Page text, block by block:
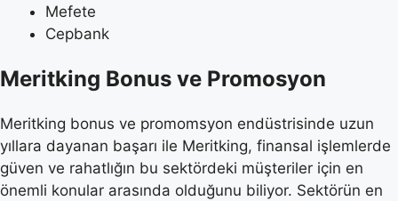
Mefete
Cepbank
Meritking Bonus ve Promosyon
Meritking bonus ve promomsyon endüstrisinde uzun
yıllara dayanan başarı ile Meritking, finansal işlemlerde
güven ve rahatlığın bu sektördeki müşteriler için en
önemli konular arasında olduğunu biliyor. Sektörün en